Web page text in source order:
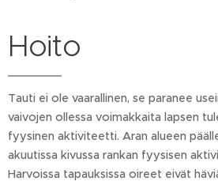
Hoito
Tauti ei ole vaarallinen, se paranee
vaivojen ollessa voimakkaita lapsen
fyysinen aktiviteetti. Aran alueen
akuutissa kivussa rankan fyysisen
Harvoissa tapauksissa oireet eivät